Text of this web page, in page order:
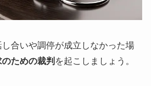
合いや調停が成立しなかった場
ための裁判 を起こしましょう。